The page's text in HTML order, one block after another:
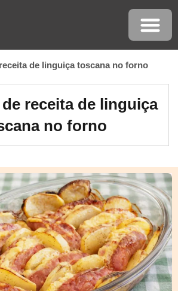
receita de linguiça toscana no forno
receita de linguiça
no forno